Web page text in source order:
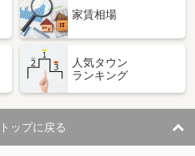
家賃相場
人気タウン
ランキング
ップに戻る